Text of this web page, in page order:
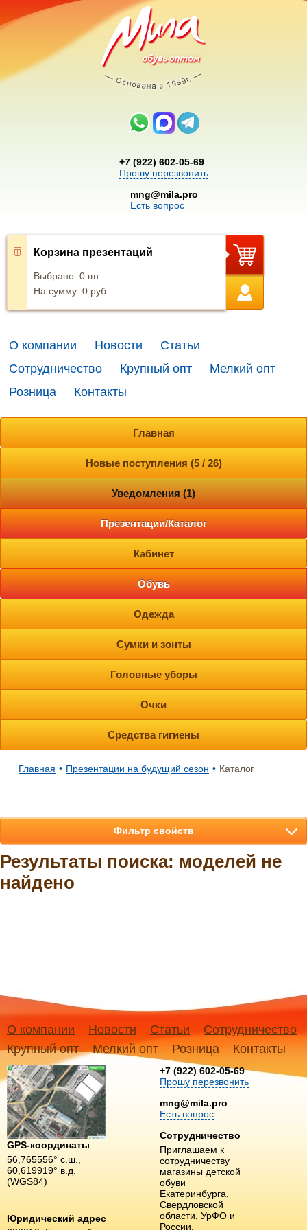
+7 (922) 602-05-69
Прошу перезвонить
mng@mila.pro
Есть вопрос
Корзина презентаций
Выбрано: 0 шт.
На сумму: 0 руб
О компании Новости
Статьи
Сотрудничество
Крупный опт
Мелкий опт
Розница
Контакты
Главная
Новые поступления (5 / 26)
Уведомления (1)
Презентации/Каталог
Кабинет
Обувь
Одежда
Сумки и зонты
Головные уборы
Очки
Средства гигиены
Главная • Презентации на будущий сезон • Каталог
Результаты поиска: моделей не
найдено
Фильтр свойств
О компании Новости Статьи
Сотрудничество
Крупный опт
Мелкий опт Розница Контакты
GPS-координаты
56,765556° с.ш.,
60,619919° в.д.
(WGS84)
Юридический адрес
+7 (922) 602-05-69
Прошу перезвонить
mng@mila.pro
Есть вопрос
Сотрудничество
Приглашаем к
сотрудничеству
магазины детской
обуви
Екатеринбурга,
Свердловской
области, УрФО и
России.